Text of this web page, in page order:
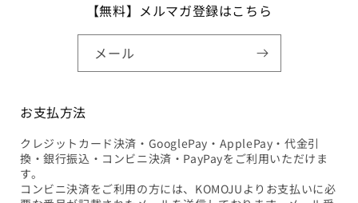
【無料】メルマガ登録はこちら
メール
お支払方法
クレジットカード決済・GooglePay・ApplePay・代金引
換・銀行振込・コンビニ決済・PayPayをご利用いただけま
す。
コンビニ決済をご利用の方には、KOMOJUよりお支払いに必